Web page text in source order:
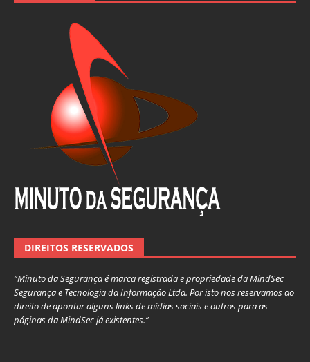
DIREITOS RESERVADOS
“Minuto da Segurança é marca registrada e propriedade da MindSec
Segurança e Tecnologia da Informação Ltda. Por isto nos reservamos ao
direito de apontar alguns links de mídias sociais e outros para as
páginas da MindSec já existentes.”